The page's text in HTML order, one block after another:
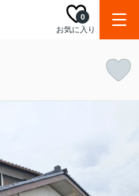
お気に入り
0